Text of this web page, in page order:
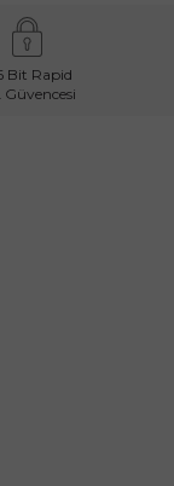
Bit Rapid
Güvencesi